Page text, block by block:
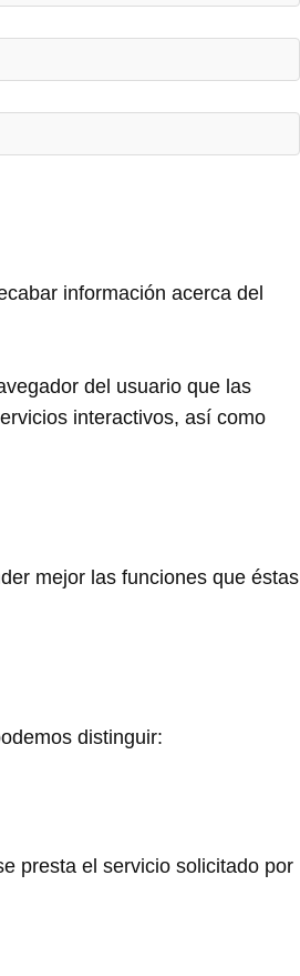
información acerca del
del usuario que las
interactivos, así como
mejor las funciones que éstas
distinguir:
presta el servicio solicitado por